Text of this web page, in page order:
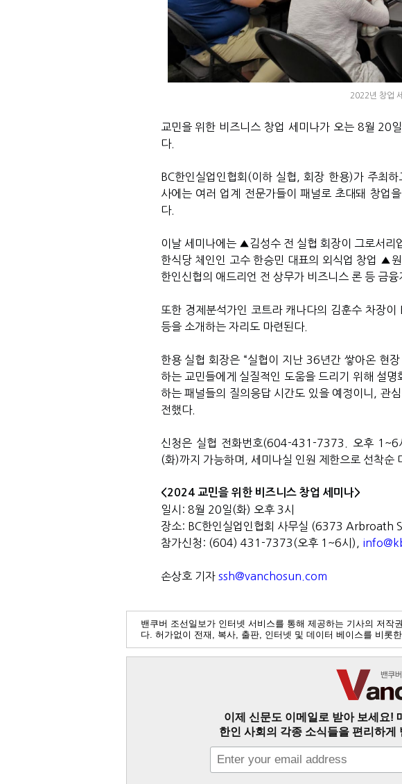
2022년 창업
교민을 위한 비즈니스 창업 세미나가 오는 8월 20일
다.
BC한인실업인협회 (이하 실협 회장 한용)가 주최하
사에는 여러 업계 전문가들이 패널로 초대돼 창업
다.
이날 세미나에는 ▲김성수 전 실협 회장이 그로서리
한식당 체인인 고수 한승민 대표의 외식업 창업 ▲
한인신협의 애드리언 전 상무가 비즈니스 론 등 금
또한 경제분석가인 코트라 캐나다의 김훈수 차장이
등을 소개하는 자리도 마련된다.
한용 실협 회장은 “실협이 지난 36년간 쌓아온 현
하는 교민들에게 실질적인 도움을 드리기 위해 설명
하는 패널들의 질의응답 시간도 있을 예정이니
관
전했다.
신청은 실협 전화번호(604-431-7373. 오후1~6
(화)까지 가능하며 세미나실 인원 제한으로 선착순
<2024 교민을 위한 비즈니스 창업 세미나>
일시 : 8월 20일(화) 오후3시
장소: BC한인실업인협회 사무실 (6373 Arbroath
참가신청 : (604) 431-7373(오후1~6시 ),
손상호 기자 ssh@vanchosun.com
밴쿠버 조선일보가 인터넷 서비스를 통해 제공하는 기사의 저작
다. 허가없이 전재, 복사, 출판, 인터넷 및 데이터 베이스를 비롯
이제 신문도 이메일로 받아 보세요!
한인 사회의 각종 소식들을 편리하